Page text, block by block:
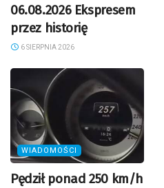
06.08.2026 Ekspresem
przez historię
6 SIERPNIA 2026
WIADOMOŚCI
Pędził ponad 250 km/h